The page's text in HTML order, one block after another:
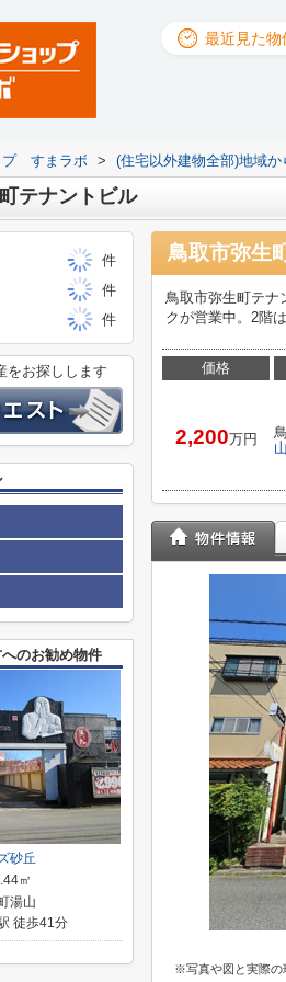
最近見た物
プ すまラボ > (住宅以外建物全部)地域か
テナントビル
鳥取市弥生
鳥取市弥生町テナ
クが営業中。2階
価格
2,200万円
※写真や図と実際の
件
件
件
をお探しします
のお勧め物件
砂丘
㎡
湯山
徒歩41分